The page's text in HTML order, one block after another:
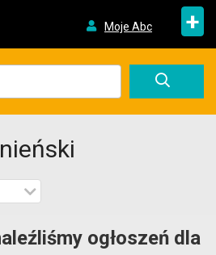
Moje Abc +
ogłoszeń dla